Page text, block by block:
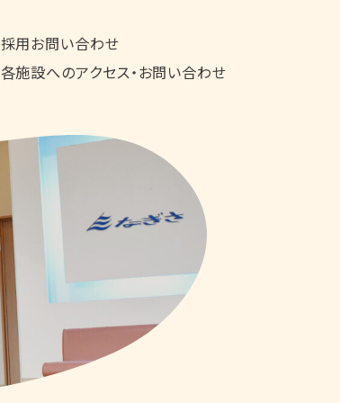
採用お問い合わせ
各施設へのアクセス・お問い合わせ